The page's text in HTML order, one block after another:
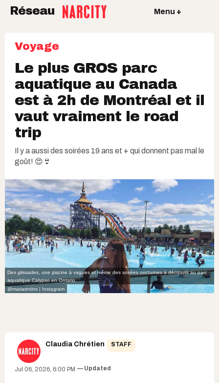
Réseau Menu +
Voyage
Le plus GROS parc
aquatique au Canada
est à 2h de Montréal et il
vaut vraiment le road
trip
Il y a aussi des soirées 19 ans et + qui donnent pas mal le
goût! 😍👙
Des glissades, une piscine à vagues et même des soirées nocturnes à découvrir au parc
aquatique Calypso en Ontario.
@mariatintins | Instagram
Claudia Chrétien STAFF
Jul 06, 2026, 6:00 PM Updated